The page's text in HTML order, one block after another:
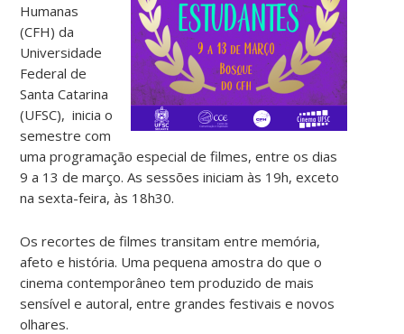
Humanas
(CFH) da
Universidade
Federal de
Santa Catarina
(UFSC), inicia o
semestre com
uma programação especial de filmes, entre os dias
9 a 13 de março. As sessões iniciam às 19h, exceto
na sexta-feira, às 18h30.
Os recortes de filmes transitam entre memória,
afeto e história. Uma pequena amostra do que o
cinema contemporâneo tem produzido de mais
sensível e autoral, entre grandes festivais e novos
olhares.